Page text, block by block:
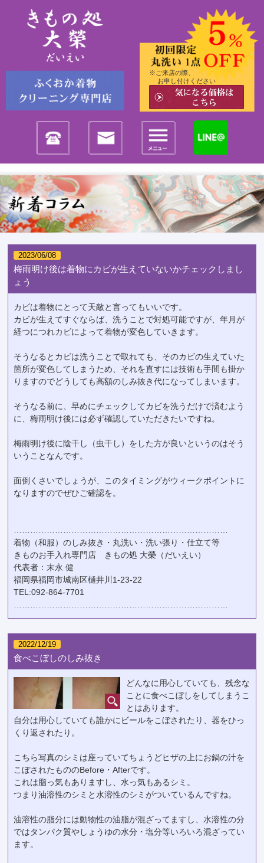
※ご来店の際、
お申し付けください
2023/06/08
梅雨明け後は着物にカビが生えていないかチェックしまし
ょう
カビは着物にとって天敵と言ってもいいです。
カビが生えてすぐならば、洗うことで対処可能ですが、年月が
経つにつれカビによって着物が変色していきます。
そうなるとカビは洗うことで取れても、そのカビの生えていた
箇所が変色してしまうため、それを直すには技術も手間も掛か
りますのでどうしても高額のしみ抜き代になってしまいます。
そうなる前に、早めにチェックしてカビを洗うだけで済むよう
に、梅雨明け後には必ず確認していただきたいですね。
梅雨明け後に陰干し（虫干し）をした方が良いというのはそう
いうことなんです。
面倒くさいでしょうが、このタイミングがウィークポイントに
なりますのでぜひご確認を。
着物（和服）のしみ抜き・丸洗い・洗い張り・仕立て等
きものお手入れ専門店 きもの処 大榮（だいえい）
代表者：末永 健
福岡県福岡市城南区樋井川1-23-22
TEL:092-864-7701
2022/12/19
食べこぼしのしみ抜き
どんなに用心していても、残念な
ことに食べこぼしをしてしまうこ
とはあります。
自分は用心していても誰かにビールをこぼされたり、器をひっ
くり返されたり。
こちら写真のシミは座っていてちょうどヒザの上にお鍋の汁を
こぼされたもののBefore・Afterです。
これは脂っ気もありますし、水っ気もあるシミ。
つまり油溶性のシミと水溶性のシミがついているんですね。
油溶性の脂分には動物性の油脂が混ざってますし、水溶性の分
ではタンパク質やしょうゆの水分・塩分等いろいろ混ざってい
ます。